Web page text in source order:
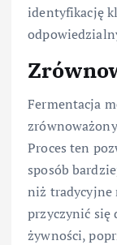
identyfikację
Fermentacja
Proces ten
sposób
niż tradycyjne
przyczynić się
żywności,